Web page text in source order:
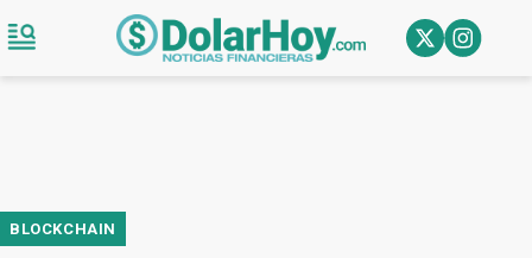
BLOCKCHAIN